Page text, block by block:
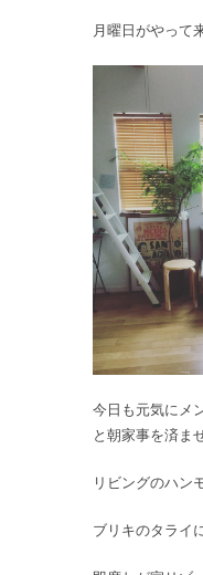
月曜日がやって
今日も元気にメ
と朝家事を済ま
リビングのハン
ブリキのタライ